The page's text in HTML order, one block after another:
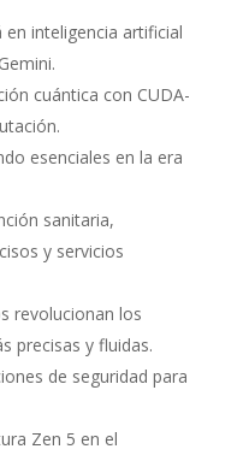
inteligencia artificial
cuántica con CUDA-
esenciales en la era
sanitaria,
y servicios
revolucionan los
precisas y fluidas.
de seguridad para
Zen 5 en el